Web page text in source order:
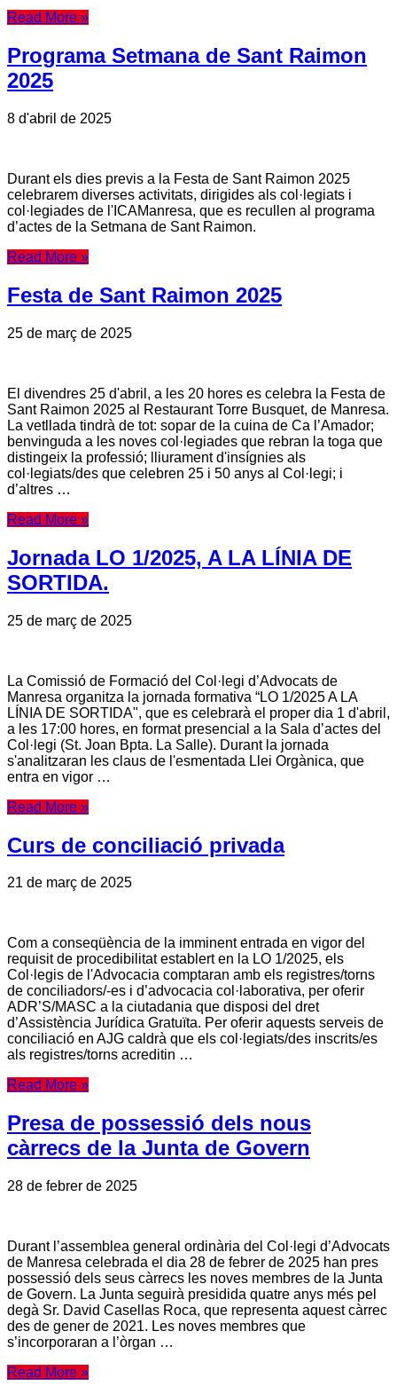
Read More »
Programa Setmana de Sant Raimon
2025
8 d'abril de 2025
Durant els dies previs a la Festa de Sant Raimon 2025
celebrarem diverses activitats, dirigides als col·legiats i
col·legiades de l'ICAManresa, que es recullen al programa
d’actes de la Setmana de Sant Raimon.
Read More »
Festa de Sant Raimon 2025
25 de març de 2025
El divendres 25 d'abril, a les 20 hores es celebra la Festa de
Sant Raimon 2025 al Restaurant Torre Busquet, de Manresa.
La vetllada tindrà de tot: sopar de la cuina de Ca l’Amador;
benvinguda a les noves col·legiades que rebran la toga que
distingeix la professió; lliurament d'insígnies als
col·legiats/des que celebren 25 i 50 anys al Col·legi; i
d’altres …
Read More »
Jornada LO 1/2025, A LA LÍNIA DE
SORTIDA.
25 de març de 2025
La Comissió de Formació del Col·legi d’Advocats de
Manresa organitza la jornada formativa “LO 1/2025 A LA
LÍNIA DE SORTIDA", que es celebrarà el proper dia 1 d'abril,
a les 17:00 hores, en format presencial a la Sala d’actes del
Col·legi (St. Joan Bpta. La Salle). Durant la jornada
s'analitzaran les claus de l'esmentada Llei Orgànica, que
entra en vigor …
Read More »
Curs de conciliació privada
21 de març de 2025
Com a conseqüència de la imminent entrada en vigor del
requisit de procedibilitat establert en la LO 1/2025, els
Col·legis de l'Advocacia comptaran amb els registres/torns
de conciliadors/-es i d’advocacia col·laborativa, per oferir
ADR’S/MASC a la ciutadania que disposi del dret
d’Assistència Jurídica Gratuïta. Per oferir aquests serveis de
conciliació en AJG caldrà que els col·legiats/des inscrits/es
als registres/torns acreditin …
Read More »
Presa de possessió dels nous
càrrecs de la Junta de Govern
28 de febrer de 2025
Durant l’assemblea general ordinària del Col·legi d’Advocats
de Manresa celebrada el dia 28 de febrer de 2025 han pres
possessió dels seus càrrecs les noves membres de la Junta
de Govern. La Junta seguirà presidida quatre anys més pel
degà Sr. David Casellas Roca, que representa aquest càrrec
des de gener de 2021. Les noves membres que
s’incorporaran a l’òrgan …
Read More »